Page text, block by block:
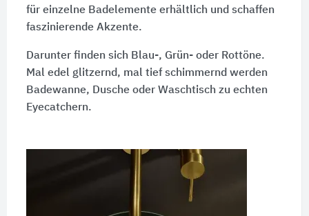
für einzelne Badelemente erhältlich und schaffen
faszinierende Akzente.
Darunter finden sich Blau-, Grün- oder Rottöne.
Mal edel glitzernd, mal tief schimmernd werden
Badewanne, Dusche oder Waschtisch zu echten
Eyecatchern.